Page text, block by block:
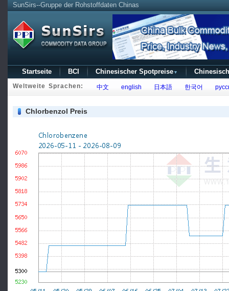
SunSirs--Gruppe der Rohstoffdaten Chinas
Startseite BCI Chinesischer Spotpreise ▼
Weltweite Sprachen: 中文 english 日本語 한국어
Chlorbenzol Preis